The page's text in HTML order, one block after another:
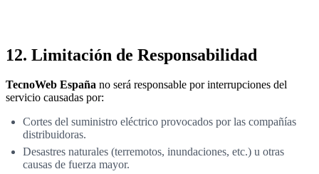
12. Limitación de Responsabilidad
TecnoWeb España no será responsable por interrupciones del
servicio causadas por:
Cortes del suministro eléctrico provocados por las compañías
distribuidoras.
Desastres naturales (terremotos, inundaciones, etc.) u otras
causas de fuerza mayor.